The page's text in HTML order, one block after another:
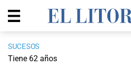
SUCESOS
Tiene 62 años